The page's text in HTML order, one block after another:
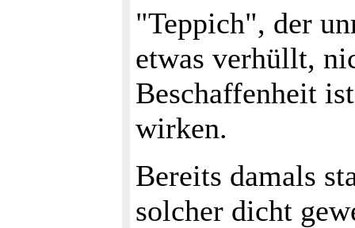
"Teppich", der
etwas verhüllt,
Beschaffenheit
wirken.
Bereits damals
solcher dicht